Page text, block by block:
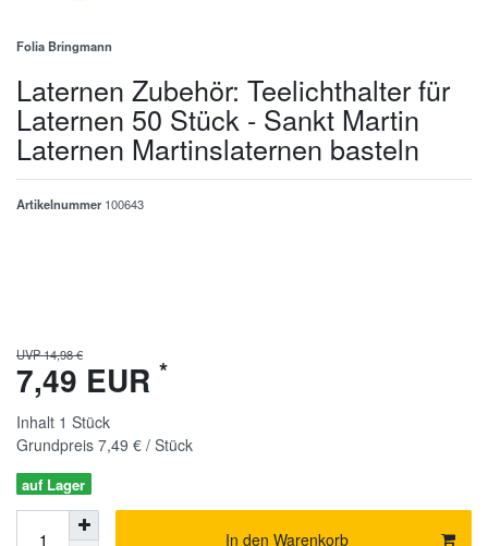
Folia Bringmann
Laternen Zubehör: Teelichthalter für
Laternen 50 Stück - Sankt Martin
Laternen Martinslaternen basteln
Artikelnummer 100643
UVP 14,98 €
7,49 EUR *
Inhalt 1 Stück
Grundpreis 7,49 € / Stück
auf Lager
In den Warenkorb